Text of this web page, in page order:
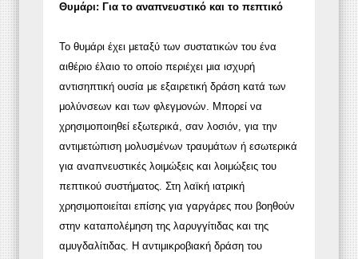
Θυμάρι: Για το αναπνευστικό και το πεπτικό
Το θυμάρι έχει μεταξύ των συστατικών του ένα
αιθέριο έλαιο το οποίο περιέχει μια ισχυρή
αντισηπτική ουσία με εξαιρετική δράση κατά των
μολύνσεων και των φλεγμονών. Μπορεί να
χρησιμοποιηθεί εξωτερικά, σαν λοσιόν, για την
αντιμετώπιση μολυσμένων τραυμάτων ή εσωτερικά
για αναπνευστικές λοιμώξεις και λοιμώξεις του
πεπτικού συστήματος. Στη λαϊκή ιατρική
χρησιμοποιείται επίσης για γαργάρες που βοηθούν
στην καταπολέμηση της λαρυγγίτιδας και της
αμυγδαλίτιδας. Η αντιμικροβιακή δράση του